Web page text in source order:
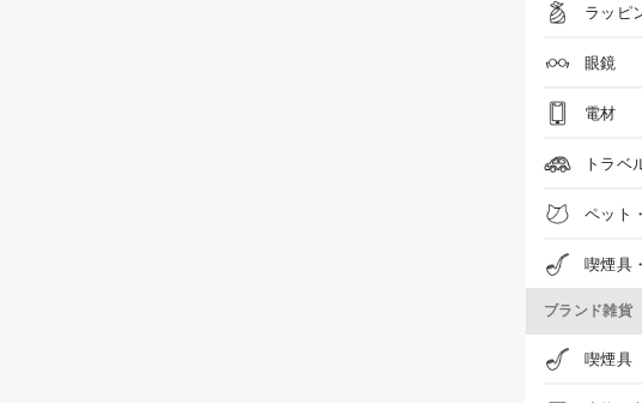
ラッピ
眼鏡
電材
トラベ
ペット
喫煙具
ブランド雑貨
喫煙具